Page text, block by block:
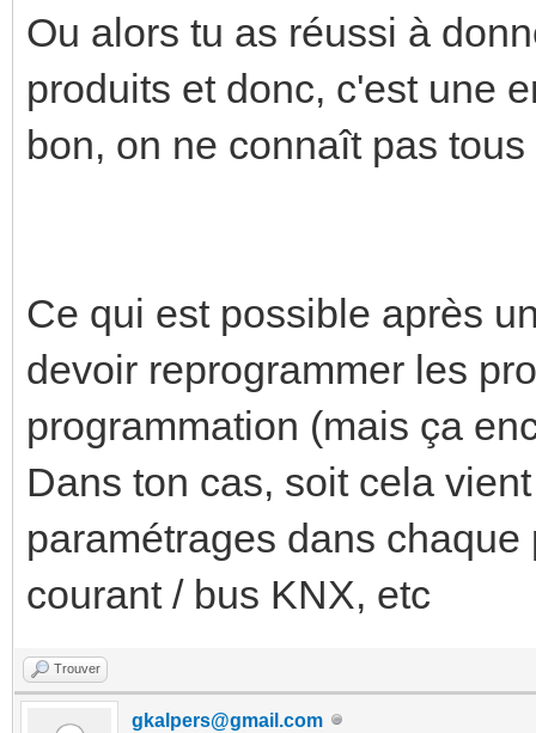
Ou alors tu as réussi à
produits et donc, c'est une
bon, on ne connaît pas
Ce qui est possible après
devoir reprogrammer les
programmation (mais ça
Dans ton cas, soit cela
paramétrages dans
courant / bus KNX, etc
Trouver
gkalpers@gmail.com